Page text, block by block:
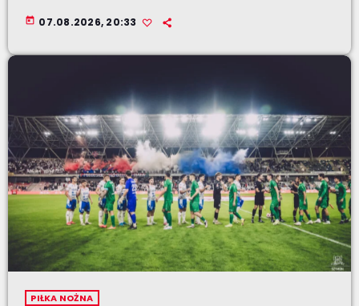
today 07.08.2026, 20:33
PIŁKA NOŻNA